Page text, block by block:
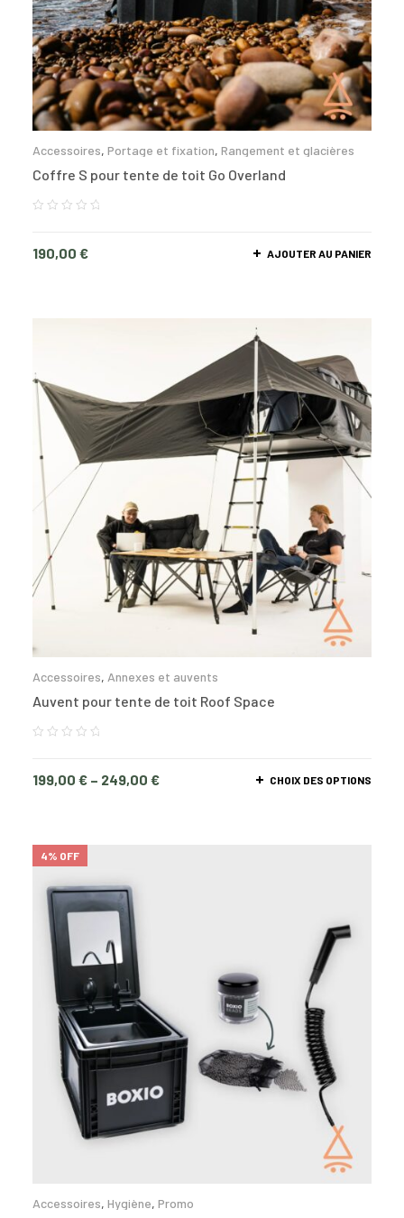
Accessoires, Portage et fixation, Rangement et glacières
Coffre S pour tente de toit Go Overland
190,00 € AJOUTER AU PANIER
Accessoires, Annexes et auvents
Auvent pour tente de toit Roof Space
199,00 € – 249,00 € CHOIX DES OPTIONS
4% OFF
Accessoires, Hygiène, Promo